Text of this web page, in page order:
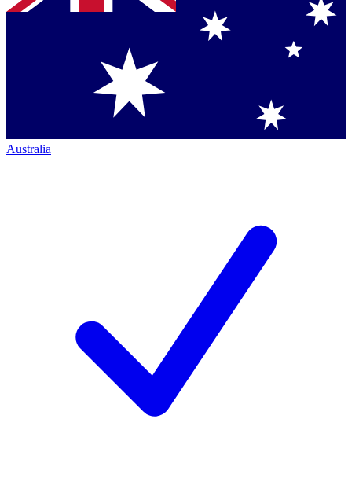
Australia